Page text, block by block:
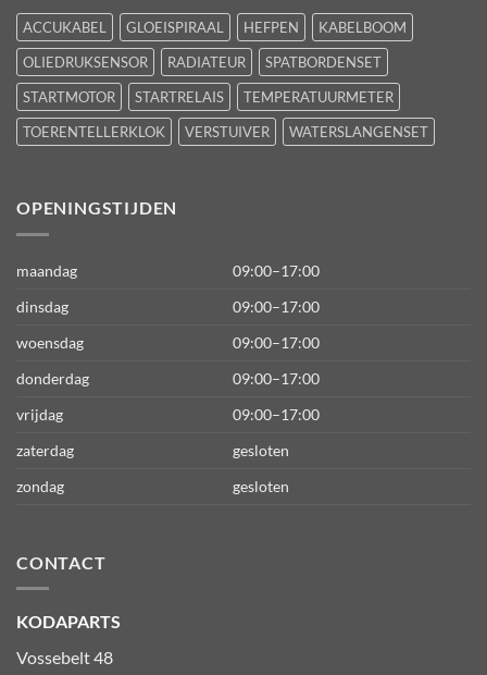
ACCUKABEL GLOEISPIRAAL HEFPEN
KABELBOOM
OLIEDRUKSENSOR
RADIATEUR
SPATBORDENSET
STARTMOTOR
STARTRELAIS
TEMPERATUURMETER
TOERENTELLERKLOK
VERSTUIVER WATERSLANGENSET
OPENINGSTIJDEN
maandag
09:00–17:00
dinsdag
09:00–17:00
woensdag
09:00–17:00
donderdag
09:00–17:00
vrijdag
09:00–17:00
zaterdag
gesloten
zondag
gesloten
CONTACT
KODAPARTS
Vossebelt 48